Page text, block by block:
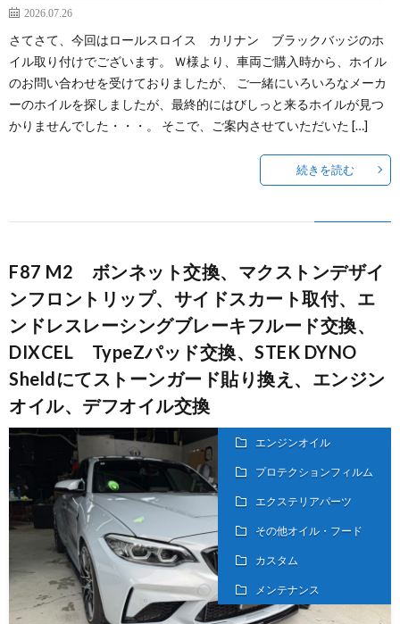
2026.07.26
さてさて、今回はロールスロイス カリナン ブラックバッジのホ
イル取り付けでございます。 Ｗ様より、車両ご購入時から、ホイル
のお問い合わせを受けておりましたが、 ご一緒にいろいろなメーカ
ーのホイルを探しましたが、最終的にはびしっと来るホイルが見つ
かりませんでした・・・。 そこで、ご案内させていただいた […]
続きを読む
F87 M2 ボンネット交換、マクストンデザイ
ンフロントリップ、サイドスカート取付、エ
ンドレスレーシングブレーキフルード交換、
DIXCEL TypeZパッド交換、STEK DYNO
Sheldにてストーンガード貼り換え、エンジン
オイル、デフオイル交換
エンジンオイル
プロテクションフィルム
エクステリアパーツ
その他オイル・フード
カスタム
メンテナンス